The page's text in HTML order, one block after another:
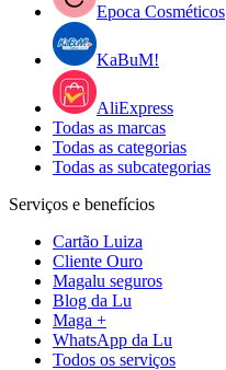
Epoca Cosméticos
KaBuM!
AliExpress
Todas as marcas
Todas as categorias
Todas as subcategorias
Serviços e benefícios
Cartão Luiza
Cliente Ouro
Magalu seguros
Blog da Lu
Maga +
WhatsApp da Lu
Todos os serviços